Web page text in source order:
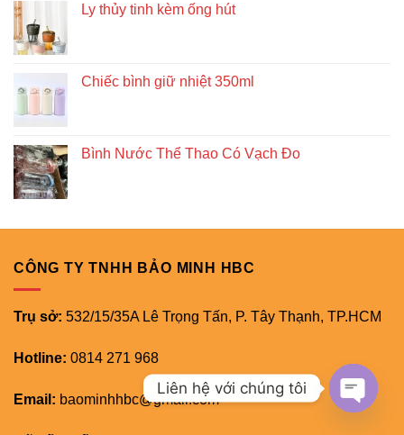
Ly thủy tinh kèm ống hút
Chiếc bình giữ nhiệt 350ml
Bình Nước Thể Thao Có Vạch Đo
CÔNG TY TNHH BẢO MINH HBC
Trụ sở: 532/15/35A Lê Trọng Tấn, P. Tây Thạnh, TP.HCM
Hotline: 0814 271 968
Email: baominhhbc@gmail.com
Liên hệ với chúng tôi